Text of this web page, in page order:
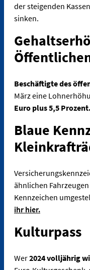
der steigenden
sinken.
Beschäftigte des
März eine
Euro plus 5,5 Prozent.
Blaue
ähnlichen
Kennzeichen
ihr hier.
Kulturpass
Wer2024 volljährig